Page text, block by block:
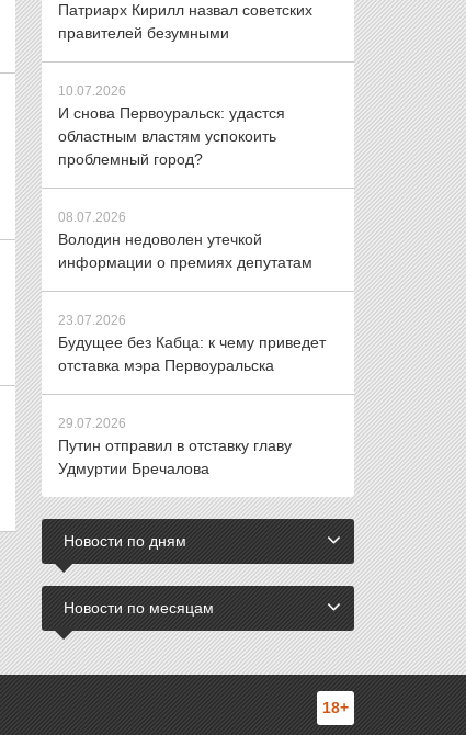
Патриарх Кирилл назвал советских
правителей безумными
10.07.2026
И снова Первоуральск: удастся
областным властям успокоить
проблемный город?
08.07.2026
Володин недоволен утечкой
информации о премиях депутатам
23.07.2026
Будущее без Кабца: к чему приведет
отставка мэра Первоуральска
29.07.2026
Путин отправил в отставку главу
Удмуртии Бречалова
Новости по дням
Новости по месяцам
18+